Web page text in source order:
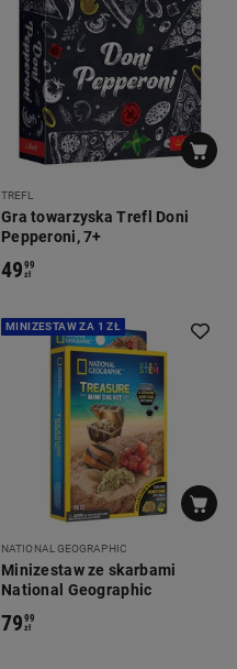
TREFL
Gra towarzyska Trefl Doni
Pepperoni, 7+
4999
zł
MINIZESTAW ZA 1 ZŁ
NATIONAL GEOGRAPHIC
Minizestaw ze skarbami
National Geographic
7999
zł